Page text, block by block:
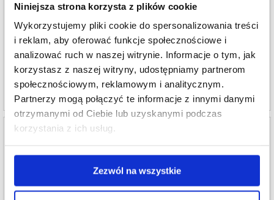
Niniejsza strona korzysta z plików cookie
Wykorzystujemy pliki cookie do spersonalizowania treści
i reklam, aby oferować funkcje społecznościowe i
analizować ruch w naszej witrynie. Informacje o tym, jak
korzystasz z naszej witryny, udostępniamy partnerom
społecznościowym, reklamowym i analitycznym.
Partnerzy mogą połączyć te informacje z innymi danymi
otrzymanymi od Ciebie lub uzyskanymi podczas
korzystania z ich usług.
Zezwól na wszystkie
Samsung Galaxy A52 5G/A72 5G/A52s 5G
Szt.
38,90 PLN
NR PRODUKTU:
Ochraniacz ekranu z hartowanego szkła
BlueDefend Anti-Blue Light - 2 szt.
50,20
NR PRODUKTU: 2005702
Zestaw do Czyszczenia Ekranu Qnect -
FA-007 Przenośny spray do czyszczenia
komórkowych, tabletów, laptopów (bez płynu)